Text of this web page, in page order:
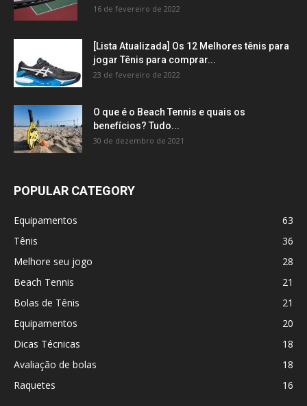
16 de fevereiro de 2022
[Lista Atualizada] Os 12 Melhores tênis para
jogar Tênis para comprar...
23 de fevereiro de 2022
O que é o Beach Tennis e quais os
benefícios? Tudo...
30 de dezembro de 2021
POPULAR CATEGORY
Equipamentos
63
Tênis
36
Melhore seu jogo
28
Beach Tennis
21
Bolas de Tênis
21
Equipamentos
20
Dicas Técnicas
18
Avaliação de bolas
18
Raquetes
16